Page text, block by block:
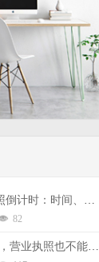
淘宝个人C店亮照倒计时：时间、后果、缺票难题一次说清
82
公司暂时没业务，营业执照也不能放着不管